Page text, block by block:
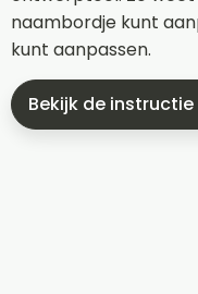
naambordje kunt
kunt aanpassen.
Bekijk de instructie